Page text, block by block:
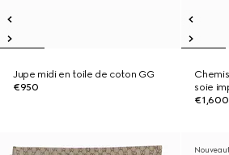
Jupe midi en toile de coton GG
€950
soie
€1,600